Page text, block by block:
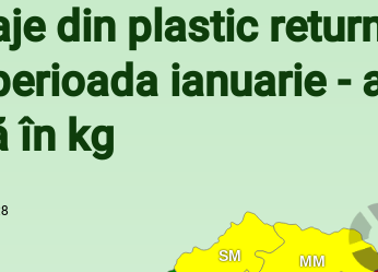
din plastic
ianuarie -
în kg
SM MM